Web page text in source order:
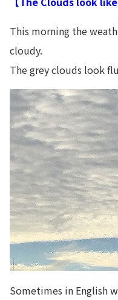
This morning the
cloudy.
The grey clouds look
Sometimes in English